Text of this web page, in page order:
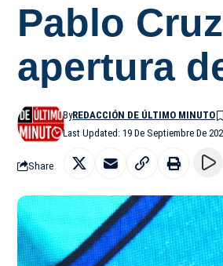
Pablo
apertura
Last Updated: 19 De Septiembre De
ByREDACCIÓN DE ÚLTIMO MINUTO
Share